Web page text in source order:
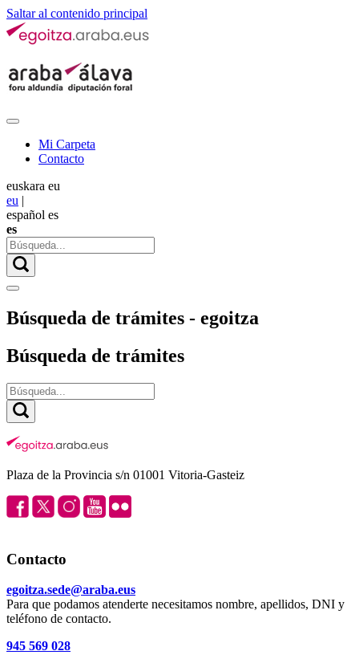
Saltar al contenido principal
Mi Carpeta
Contacto
euskara eu
eu |
español es
es
Búsqueda de trámites - egoitza
Búsqueda de trámites
Plaza de la Provincia s/n 01001 Vitoria-Gasteiz
Contacto
egoitza.sede@araba.eus
Para que podamos atenderte necesitamos nombre, apellidos, DNI y
teléfono de contacto.
945 569 028